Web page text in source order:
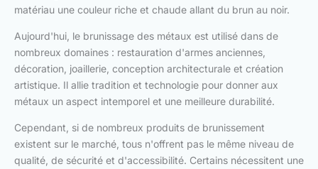
matériau une couleur riche et chaude allant du brun au noir.
Aujourd'hui, le brunissage des métaux est utilisé dans de
nombreux domaines : restauration d'armes anciennes,
décoration, joaillerie, conception architecturale et création
artistique. Il allie tradition et technologie pour donner aux
métaux un aspect intemporel et une meilleure durabilité.
Cependant, si de nombreux produits de brunissement
existent sur le marché, tous n'offrent pas le même niveau de
qualité, de sécurité et d'accessibilité. Certains nécessitent une